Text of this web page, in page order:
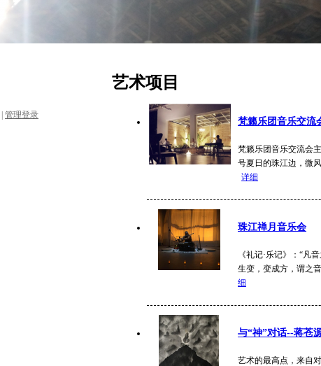
艺术项目
梵籁乐团音乐交流
梵籁乐团音乐交流会
号夏日的珠江边，微
详细
珠江禅月音乐会
《礼记·乐记》：“凡
生变，变成方，谓之
细
与“神”对话--蒋苍
艺术的最高点，来自
管理登录